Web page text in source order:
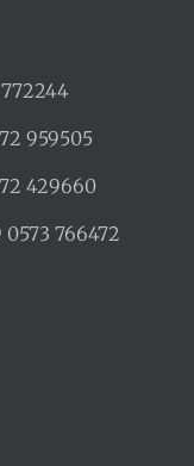
959505
429660
0573 766472